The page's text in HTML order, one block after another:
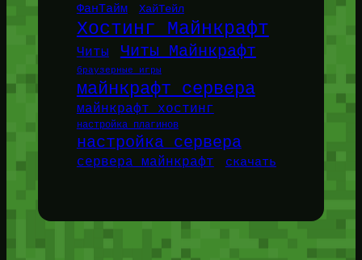
ФанТайм ХайТейл
Хостинг Майнкрафт
Читы Читы Майнкрафт
браузерные игры
майнкрафт сервера
майнкрафт хостинг
настройка плагинов
настройка сервера
сервера майнкрафт скачать